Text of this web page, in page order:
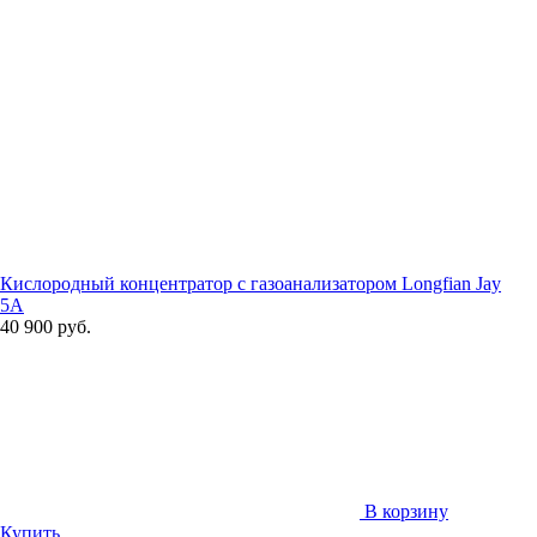
Кислородный концентратор с газоанализатором Longfian Jay
5A
40 900 руб.
В корзину
Купить